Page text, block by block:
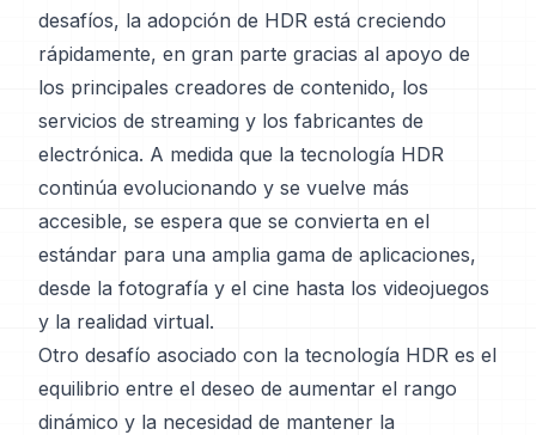
desafíos, la adopción de HDR está creciendo
rápidamente, en gran parte gracias al apoyo de
los principales creadores de contenido, los
servicios de streaming y los fabricantes de
electrónica. A medida que la tecnología HDR
continúa evolucionando y se vuelve más
accesible, se espera que se convierta en el
estándar para una amplia gama de aplicaciones,
desde la fotografía y el cine hasta los videojuegos
y la realidad virtual.
Otro desafío asociado con la tecnología HDR es el
equilibrio entre el deseo de aumentar el rango
dinámico y la necesidad de mantener la